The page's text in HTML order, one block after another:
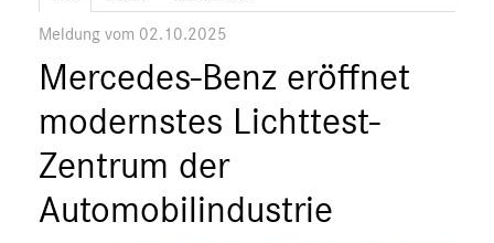
Marken & Produkte
MEDIA
ÜBER UNS
ANSPRECHPARTNER
Meldung vom 02.10.2025
Mercedes-Benz eröffnet
modernstes Lichttest-
Zentrum der
Automobilindustrie